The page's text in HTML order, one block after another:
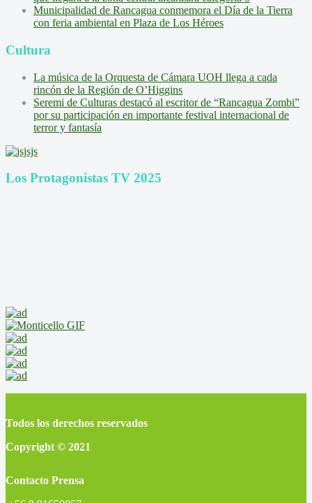
Municipalidad de Rancagua conmemora el Día de la Tierra
con feria ambiental en Plaza de Los Héroes
Cultura
La música de la Orquesta de Cámara UOH llega a cada
rincón de la Región de O’Higgins
Seremi de Culturas destacó al escritor de “Rancagua Zombi”
por su participación en importante festival internacional de
terror y fantasía
Los Protagonistas TV 2025
Todos los derechos reservados
Copyright © 2021
Contacto Prensa